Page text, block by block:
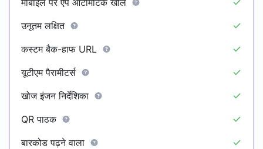
उनूतम लक्षित
कस्टम बैक-हाफ URL
यूटीएम पैरामीटर्स
खोज इंजन निर्देशिका
QR पाठक
बारकोड पढ़ने वाला